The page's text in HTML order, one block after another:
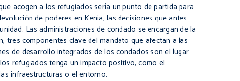
acogen a los refugiados sería un punto de partida para
de poderes en Kenia, las decisiones que antes
Las administraciones de condado se encargan de la
tres componentes clave del mandato que afectan a las
de desarrollo integrados de los condados son el lugar
refugiados tenga un impacto positivo, como el
infraestructuras o el entorno.